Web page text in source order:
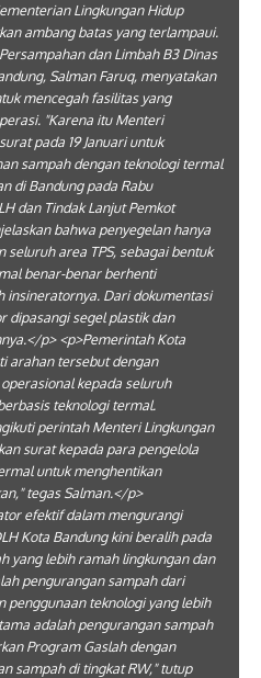
Lingkungan Hidup
ambang batas yang terlampaui.
dan Limbah B3 Dinas
Salman Faruq, menyatakan
mencegah fasilitas yang
"Karena itu Menteri
pada 19 Januari untuk
sampah dengan teknologi termal
di Bandung pada Rabu
dan Tindak Lanjut Pemkot
bahwa penyegelan hanya
area TPS, sebagai bentuk
benar-benar berhenti
insineratornya. Dari dokumentasi
dipasangi segel plastik dan
p> <p>Pemerintah Kota
arahan tersebut dengan
kepada seluruh
teknologi termal.
perintah Menteri Lingkungan
surat kepada para pengelola
untuk menghentikan
tegas Salman.</p>
efektif dalam mengurangi
Kota Bandung kini beralih pada
yang lebih ramah lingkungan dan
pengurangan sampah dari
penggunaan teknologi yang lebih
adalah pengurangan sampah
Program Gaslah dengan
sampah di tingkat RW," tutup